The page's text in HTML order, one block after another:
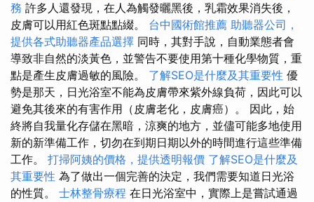
務 許多人還發現，在人為觸發曬黑後，乳霜效果消失後，
皮膚可以用紅色斑點點綴。 台中國術館推薦 助聽器公司，
提供各式助聽器產品選擇 同時，其對手說，自動業態者會
導致非自然的淡黃色，並警告不要使用第十種化學物質，重
點是產生皮膚過敏的風險。 了解SEO是什麼及其重要性 優
勢是那天，日光浴室不能為皮膚帶來紫外線負荷，因此可以
避免其後來的有害作用（皮膚老化，皮膚癌）。 因此，始
終將自我量化存儲在黑暗，涼爽的地方，並儘可能多地使用
新的新準備工作，切勿在到期日期以外的時間進行這些準備
工作。 打掃阿姨的價格，提供透明報價 了解SEO是什麼及
其重要性 為了做出一個完善的決定，我們需要知道日光浴
的性質。 士林整骨療程 在日光浴室中，實際上是嘗試通過